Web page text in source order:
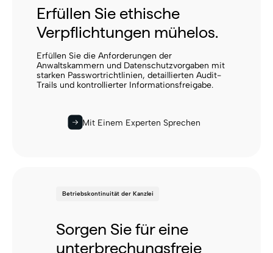
Erfüllen Sie ethische
Verpflichtungen mühelos.
Erfüllen Sie die Anforderungen der
Anwaltskammern und Datenschutzvorgaben mit
starken Passwortrichtlinien, detaillierten Audit-
Trails und kontrollierter Informationsfreigabe.
Mit Einem Experten Sprechen
Betriebskontinuität der Kanzlei
Sorgen Sie für eine
unterbrechungsfreie